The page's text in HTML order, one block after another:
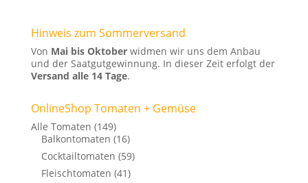
Hinweis zum Sommerversand
Von Mai bis Oktoberwidmen wir uns dem Anbau
und der Saatgutgewinnung. In dieser Zeit erfolgt der
Versand alle 14 Tage.
OnlineShop Tomaten + Gemüse
Alle Tomaten (149)
Balkontomaten (16)
Cocktailtomaten (59)
Fleischtomaten (41)